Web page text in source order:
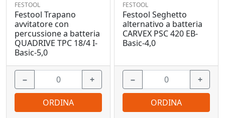
FESTOOL
Festool Trapano
avvitatore con
percussione a batteria
QUADRIVE TPC 18/4 I-
Basic-5,0
− +
ORDINA
FESTOOL
Festool Seghetto
alternativo a batteria
CARVEX PSC 420 EB-
Basic-4,0
− +
ORDINA